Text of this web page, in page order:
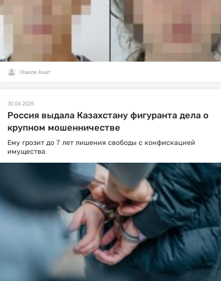
Наиля Ахат
30.04.2026
Россия выдала Казахстану фигуранта дела о
крупном мошенничестве
Ему грозит до 7 лет лишения свободы с конфискацией
имущества.